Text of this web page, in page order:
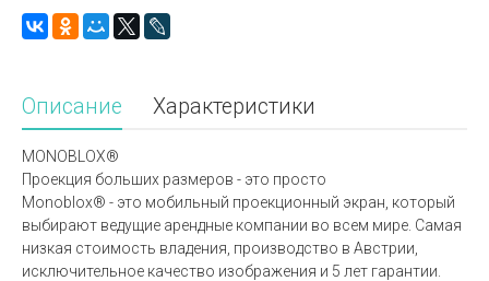
Описание Характеристики
MONOBLOX®
Проекция больших размеров - это просто
Monoblox® - это мобильный проекционный экран, который
выбирают ведущие арендные компании во всем мире. Самая
низкая стоимость владения, производство в Австрии,
исключительное качество изображения и 5 лет гарантии.